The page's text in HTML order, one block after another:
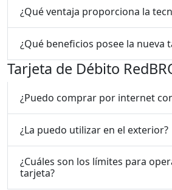
¿Qué ventaja proporciona la
¿Qué beneficios posee la nueva
Tarjeta de Débito
¿Puedo comprar por internet
¿La puedo utilizar en el exterior?
¿Cuáles son los límites para
tarjeta?